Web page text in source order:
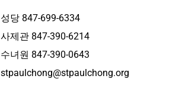
성당 847-699-6334
사제관 847-390-6214
수녀원 847-390-0643
stpaulchong@stpaulchong.org